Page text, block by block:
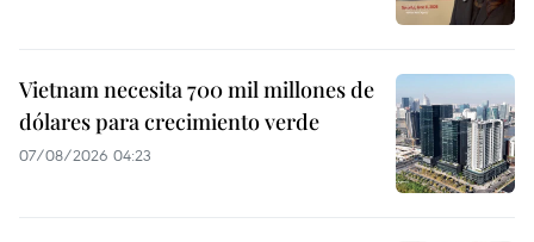
Vietnam necesita 700 mil millones de
dólares para crecimiento verde
07/08/2026 04:23